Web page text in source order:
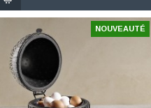
NOUVEAUTÉ